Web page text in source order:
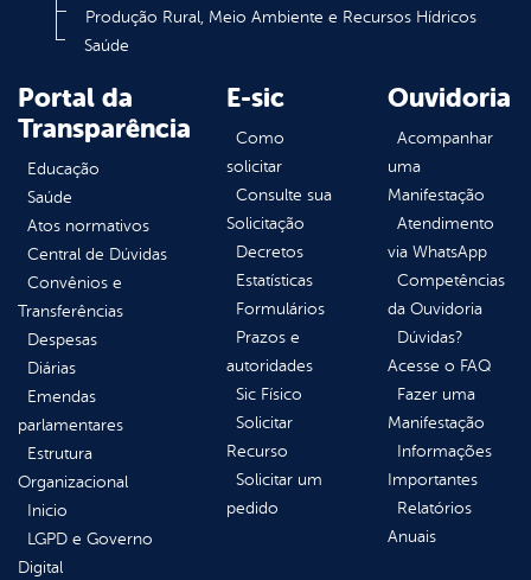
Produção Rural, Meio Ambiente e Recursos Hídricos
Saúde
Portal da
Transparência
Educação
Saúde
Atos normativos
Central de Dúvidas
Convênios e
Transferências
Despesas
Diárias
Emendas
parlamentares
Estrutura
Organizacional
Inicio
LGPD e Governo
Digital
E-sic
Como
solicitar
Consulte sua
Solicitação
Decretos
Estatísticas
Formulários
Prazos e
autoridades
Sic Físico
Solicitar
Recurso
Solicitar um
pedido
Ouvidoria
Acompanhar
uma
Manifestação
Atendimento
via WhatsApp
Competências
da Ouvidoria
Dúvidas?
Acesse o FAQ
Fazer uma
Manifestação
Informações
Importantes
Relatórios
Anuais